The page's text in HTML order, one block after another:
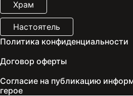
Храм
Настоятель
Политика конфиденциальности
Договор оферты
Согласие на публикацию
герое